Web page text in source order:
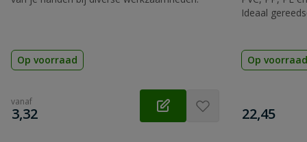
Op voorraad
vanaf
€
3,32
Ideaal
Op voorraad
€
22,45